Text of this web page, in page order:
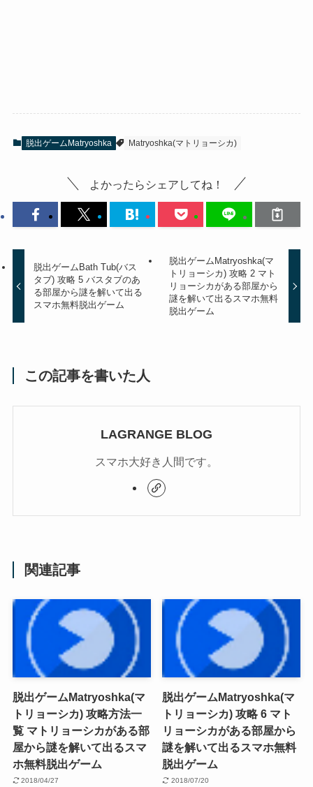
脱出ゲームMatryoshka Matryoshka(マトリョーシカ)
よかったらシェアしてね！
脱出ゲームBath Tub(バス
タブ) 攻略 5 バスタブのあ
る部屋から謎を解いて出る
スマホ無料脱出ゲーム
脱出ゲームMatryoshka(マ
トリョーシカ) 攻略 2 マト
リョーシカがある部屋から
謎を解いて出るスマホ無料
脱出ゲーム
この記事を書いた人
LAGRANGE BLOG
スマホ大好き人間です。
関連記事
脱出ゲームMatryoshka(マ
トリョーシカ) 攻略方法一
覧 マトリョーシカがある部
屋から謎を解いて出るスマ
ホ無料脱出ゲーム
2018/04/27
脱出ゲームMatryoshka(マ
トリョーシカ) 攻略 6 マト
リョーシカがある部屋から
謎を解いて出るスマホ無料
脱出ゲーム
2018/07/20